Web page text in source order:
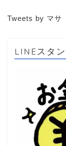
Tweets by マサ
LINEスタ